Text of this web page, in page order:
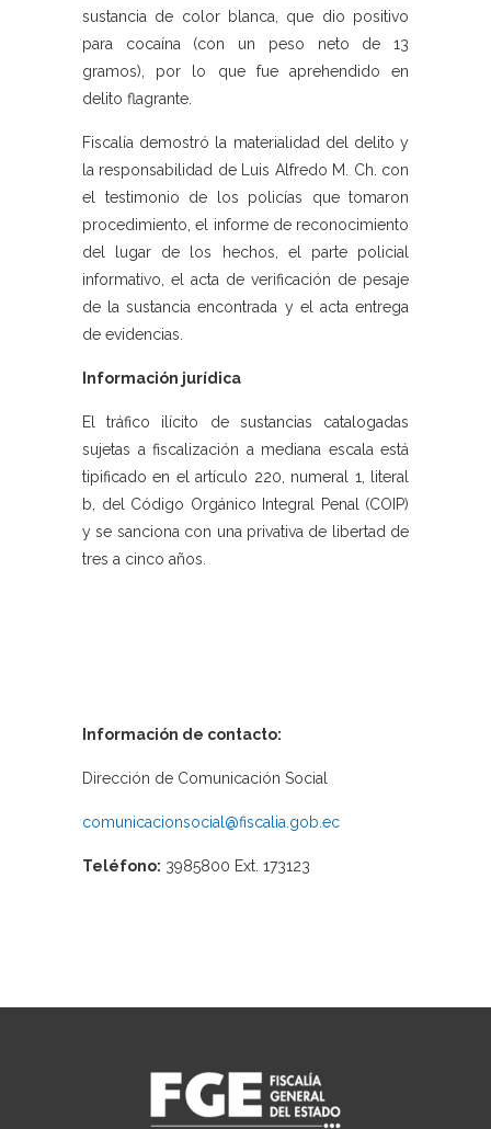
sustancia de color blanca, que dio positivo
para cocaína (con un peso neto de 13
gramos), por lo que fue aprehendido en
delito flagrante.
Fiscalía demostró la materialidad del delito y
la responsabilidad de Luis Alfredo M. Ch. con
el testimonio de los policías que tomaron
procedimiento, el informe de reconocimiento
del lugar de los hechos, el parte policial
informativo, el acta de verificación de pesaje
de la sustancia encontrada y el acta entrega
de evidencias.
Información jurídica
El tráfico ilícito de sustancias catalogadas
sujetas a fiscalización a mediana escala está
tipificado en el artículo 220, numeral 1, literal
b, del Código Orgánico Integral Penal (COIP)
y se sanciona con una privativa de libertad de
tres a cinco años.
Información de contacto:
Dirección de Comunicación Social
comunicacionsocial@fiscalia.gob.ec
Teléfono: 3985800 Ext. 173123